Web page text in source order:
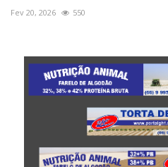
Fev 20, 2026 550